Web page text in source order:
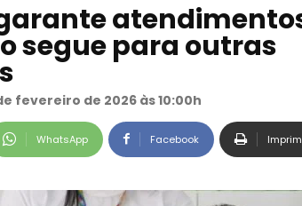
segue para outras
fevereiro de 2026 às 10:00h
WhatsApp Facebook